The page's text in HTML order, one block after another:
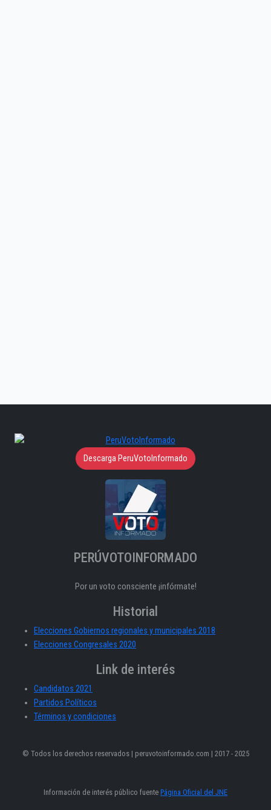
Descarga PeruVotoInformado
PERÚVOTOINFORMADO
Por un voto consciente ¡infórmate!
Historial
Elecciones Gobiernos regionales y municipales 2018
Elecciones Congresales 2020
Link de interés
Candidatos 2021
Partidos Políticos
Términos y condiciones
© Todos los derechos reservados | peruvotoinformado.com | 2017 - 2025
Información de interés público fuente Página Oficial del JNE